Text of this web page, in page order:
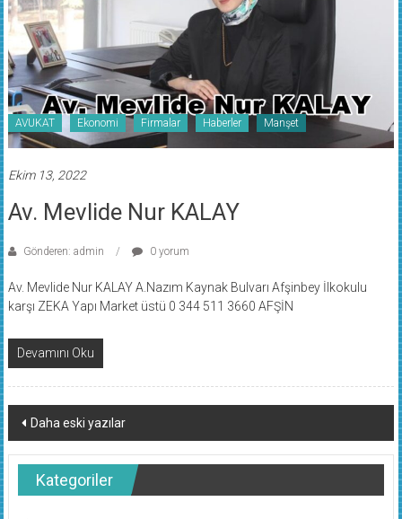
AVUKAT Ekonomi Firmalar Haberler Manşet
Ekim 13, 2022
Av. Mevlide Nur KALAY
Gönderen: admin 0 yorum
Av. Mevlide Nur KALAY A.Nazım Kaynak Bulvarı Afşinbey İlkokulu
karşı ZEKA Yapı Market üstü 0 344 511 3660 AFŞİN
Devamını Oku
Yazı
dolaşımı
Daha eski yazılar
Kategoriler